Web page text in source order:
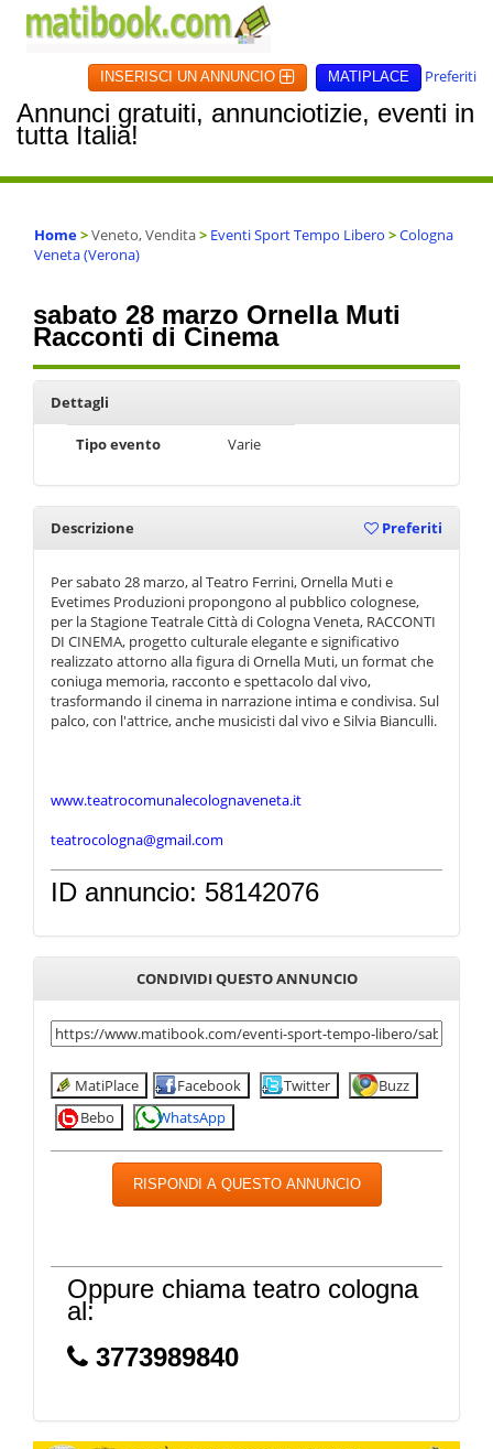
INSERISCI UN ANNUNCIO MATIPLACE Preferiti
Annunci gratuiti, annunciotizie, eventi in
tutta Italia!
Home>Veneto, Vendita> Eventi Sport Tempo Libero >Cologna
Veneta (Verona)
sabato 28 marzo Ornella Muti
Racconti di Cinema
Dettagli
Tipo evento Varie
Descrizione Preferiti
Per sabato 28 marzo, al Teatro Ferrini, Ornella Muti e
Evetimes Produzioni propongono al pubblico colognese,
per la Stagione Teatrale Città di Cologna Veneta, RACCONTI
DI CINEMA, progetto culturale elegante e significativo
realizzato attorno alla figura di Ornella Muti, un format che
coniuga memoria, racconto e spettacolo dal vivo,
trasformando il cinema in narrazione intima e condivisa. Sul
palco, con l'attrice, anche musicisti dal vivo e Silvia Bianculli.
www.teatrocomunalecolognaveneta.it
teatrocologna@gmail.com
ID annuncio: 58142076
CONDIVIDI QUESTO ANNUNCIO
MatiPlace Facebook Twitter
Buzz
Bebo
WhatsApp
RISPONDI A QUESTO ANNUNCIO
Oppure chiama teatro cologna
al:
3773989840